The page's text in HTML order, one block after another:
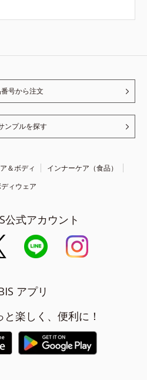
号から注文
ンプルを探す
＆ボディ
インナーケア（食品）
ィウェア
公式アカウント
アプリ
楽しく、便利に！